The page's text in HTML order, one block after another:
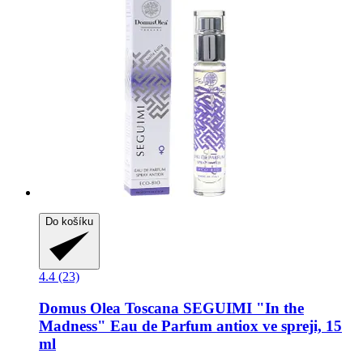
Do košíku
4.4 (23)
Domus Olea Toscana SEGUIMI "In the
Madness" Eau de Parfum antiox ve spreji, 15
ml